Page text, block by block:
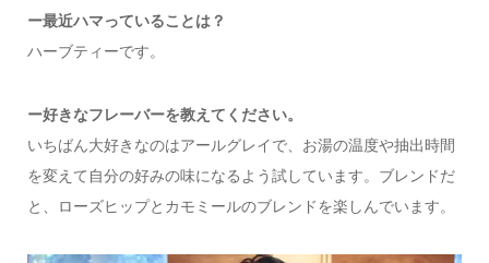
ー最近ハマっていることは？
ハーブティーです。
ー好きなフレーバーを教えてください。
いちばん大好きなのはアールグレイで、お湯の温度や抽出時間
を変えて自分の好みの味になるよう試しています。ブレンドだ
と、ローズヒップとカモミールのブレンドを楽しんでいます。